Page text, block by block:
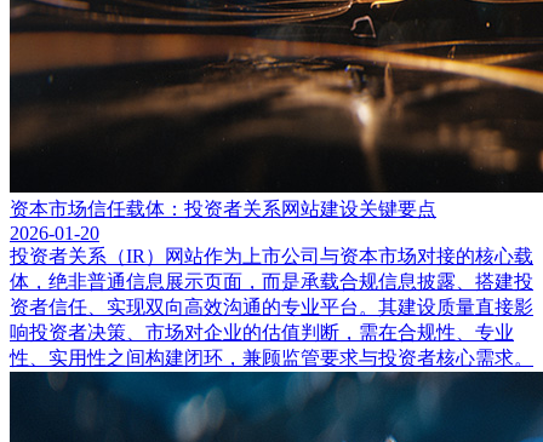
资本市场信任载体：投资者关系网站建设关键要点
2026-01-20
投资者关系（IR）网站作为上市公司与资本市场对接的核心载
体，绝非普通信息展示页面，而是承载合规信息披露、搭建投
资者信任、实现双向高效沟通的专业平台。其建设质量直接影
响投资者决策、市场对企业的估值判断，需在合规性、专业
性、实用性之间构建闭环，兼顾监管要求与投资者核心需求。